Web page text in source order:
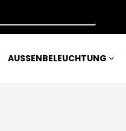
AUSSENBELEUCHTUNG